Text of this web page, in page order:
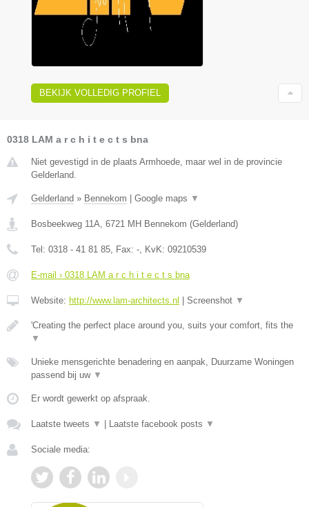
BEKIJK VOLLEDIG PROFIEL
0318 LAM a r c h i t e c t s bna
Niet gevestigd in de plaats Armhoede, maar wel in de provincie
Gelderland.
Gelderland » Bennekom Google maps ▼
Bosbeekweg 11A, 6721 MH Bennekom (Gelderland)
Tel: 0318 - 41 81 85, Fax: -, KvK: 09210539
E-mail › 0318 LAM a r c h i t e c t s bna
Website: http://www.lam-architects.nl Screenshot ▼
'Creating the perfect place around you, suits your comfort, fits the
▼
Unieke mensgerichte benadering en aanpak, Duurzame Woningen
passend bij uw ▼
Er wordt gewerkt op afspraak.
Laatste tweets ▼ Laatste facebook posts ▼
Sociale media: